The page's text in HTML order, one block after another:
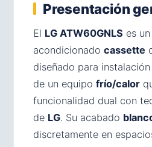
Presentación
El LG ATW60GNLS es
acondicionado cassette
diseñado para
de un equipo frío/calor
funcionalidad dual con
de LG. Su acabado
discretamente en